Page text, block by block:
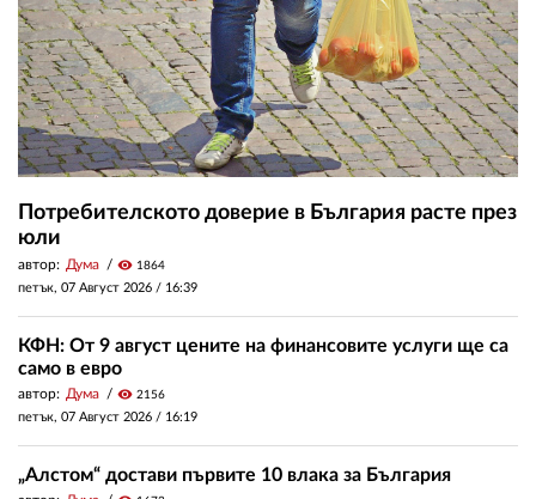
Потребителското доверие в България расте през
юли
автор: Дума visibility 1864
петък, 07 Август 2026 / 16:39
КФН: От 9 август цените на финансовите услуги ще са
само в евро
автор: Дума visibility 2156
петък, 07 Август 2026 / 16:19
„Алстом“ достави първите 10 влака за България